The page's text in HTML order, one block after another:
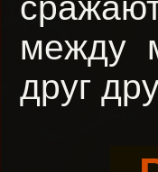
между
друг